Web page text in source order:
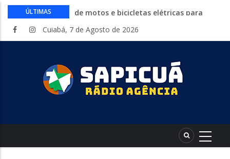
ÚLTIMAS
Circuito Fazenda Rosa estreia na
atividades do agronegócio
sexta-feira
Começa nesta sexta-feira em Cuiabá o
Mato Grosso AgroFestival, com rodeio e
crimes digitais contra menores
CAIXA e iFood facilitam financiamento
Cuiabá, 7 de Agosto de 2026